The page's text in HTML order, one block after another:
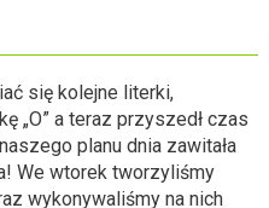
się kolejne literki,
„O” a teraz przyszedł czas
planu dnia zawitała
We wtorek tworzyliśmy
wykonywaliśmy na nich